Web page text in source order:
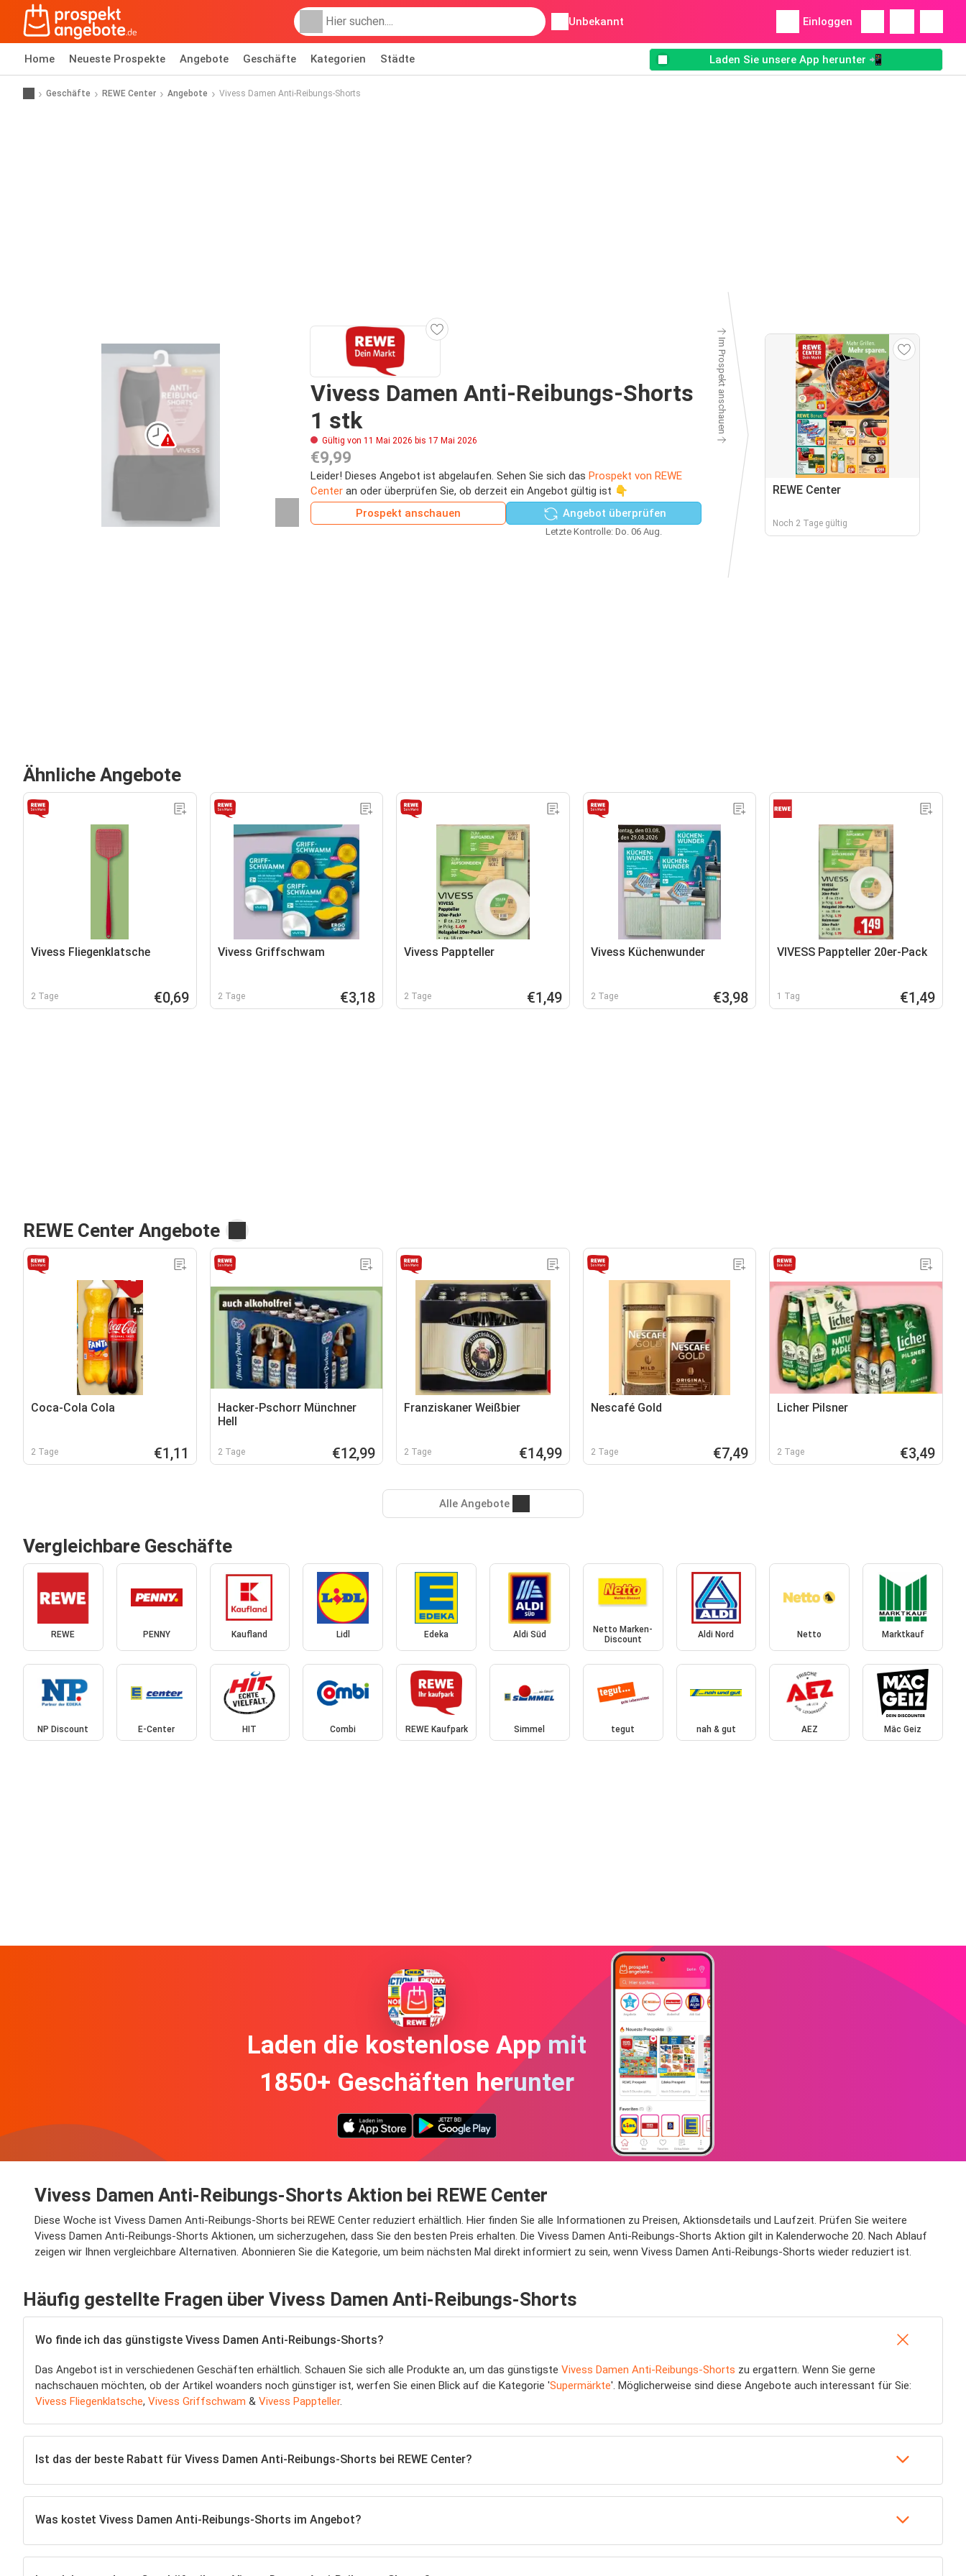
Unbekannt Einloggen
Home Neueste Prospekte Angebote Geschäfte Kategorien Städte Laden Sie unsere App herunter 📲
Geschäfte REWE Center Angebote Vivess Damen Anti-Reibungs-Shorts
Vivess Damen Anti-Reibungs-Shorts
1 stk
Gültig von 11 Mai 2026 bis 17 Mai 2026
€9,99
Leider! Dieses Angebot ist abgelaufen. Sehen Sie sich das Prospekt von REWE
Center an oder überprüfen Sie, ob derzeit ein Angebot gültig ist 👇
Prospekt anschauen
Angebot überprüfen
Letzte Kontrolle: Do. 06 Aug.
Im Prospekt anschauen
REWE Center
Noch 2 Tage gültig
Ähnliche Angebote
Vivess Fliegenklatsche
2 Tage €0,69
Vivess Griffschwam
2 Tage €3,18
Vivess Pappteller
2 Tage €1,49
Vivess Küchenwunder
2 Tage €3,98
VIVESS Pappteller 20er-Pack
1 Tag €1,49
REWE Center Angebote
Coca-Cola Cola
2 Tage €1,11
Hacker-Pschorr Münchner
Hell
2 Tage €12,99
Franziskaner Weißbier
2 Tage €14,99
Nescafé Gold
2 Tage €7,49
Licher Pilsner
2 Tage €3,49
Alle Angebote
Vergleichbare Geschäfte
REWE PENNY Kaufland Lidl Edeka Aldi Süd
Netto Marken-
Discount
Aldi Nord Netto Marktkauf
NP Discount E-Center HIT Combi REWE Kaufpark Simmel tegut nah & gut AEZ Mäc Geiz
Laden die kostenlose App mit
1850+ Geschäften herunter
Vivess Damen Anti-Reibungs-Shorts Aktion bei REWE Center
Diese Woche ist Vivess Damen Anti-Reibungs-Shorts bei REWE Center reduziert erhältlich. Hier finden Sie alle Informationen zu Preisen, Aktionsdetails und Laufzeit. Prüfen Sie weitere
Vivess Damen Anti-Reibungs-Shorts Aktionen, um sicherzugehen, dass Sie den besten Preis erhalten. Die Vivess Damen Anti-Reibungs-Shorts Aktion gilt in Kalenderwoche 20. Nach Ablauf
zeigen wir Ihnen vergleichbare Alternativen. Abonnieren Sie die Kategorie, um beim nächsten Mal direkt informiert zu sein, wenn Vivess Damen Anti-Reibungs-Shorts wieder reduziert ist.
Häufig gestellte Fragen über Vivess Damen Anti-Reibungs-Shorts
Wo finde ich das günstigste Vivess Damen Anti-Reibungs-Shorts?
Das Angebot ist in verschiedenen Geschäften erhältlich. Schauen Sie sich alle Produkte an, um das günstigste Vivess Damen Anti-Reibungs-Shorts zu ergattern. Wenn Sie gerne
nachschauen möchten, ob der Artikel woanders noch günstiger ist, werfen Sie einen Blick auf die Kategorie 'Supermärkte'. Möglicherweise sind diese Angebote auch interessant für Sie:
Vivess Fliegenklatsche, Vivess Griffschwam & Vivess Pappteller.
Ist das der beste Rabatt für Vivess Damen Anti-Reibungs-Shorts bei REWE Center?
Was kostet Vivess Damen Anti-Reibungs-Shorts im Angebot?